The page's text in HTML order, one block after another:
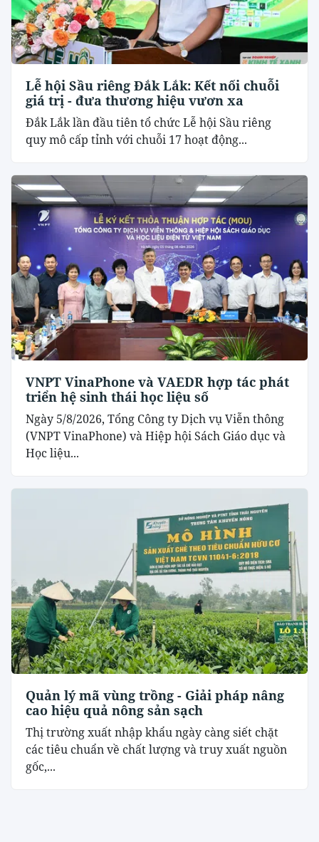
Lễ hội Sầu riêng Đắk Lắk: Kết nối chuỗi
giá trị - đưa thương hiệu vươn xa
Đắk Lắk lần đầu tiên tổ chức Lễ hội Sầu riêng
quy mô cấp tỉnh với chuỗi 17 hoạt động...
VNPT VinaPhone và VAEDR hợp tác phát
triển hệ sinh thái học liệu số
Ngày 5/8/2026, Tổng Công ty Dịch vụ Viễn thông
(VNPT VinaPhone) và Hiệp hội Sách Giáo dục và
Học liệu...
Quản lý mã vùng trồng - Giải pháp nâng
cao hiệu quả nông sản sạch
Thị trường xuất nhập khẩu ngày càng siết chặt
các tiêu chuẩn về chất lượng và truy xuất nguồn
gốc,...